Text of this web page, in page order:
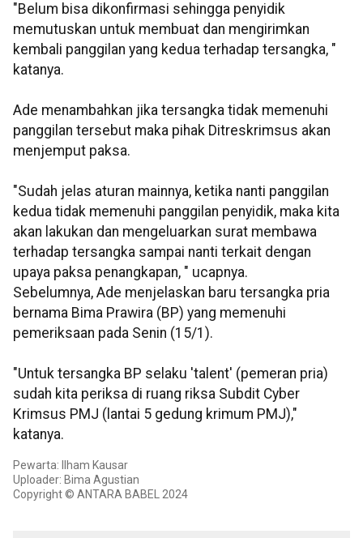
"Belum bisa dikonfirmasi sehingga penyidik
memutuskan untuk membuat dan mengirimkan
kembali panggilan yang kedua terhadap tersangka, "
katanya.
Ade menambahkan jika tersangka tidak memenuhi
panggilan tersebut maka pihak Ditreskrimsus akan
menjemput paksa.
"Sudah jelas aturan mainnya, ketika nanti panggilan
kedua tidak memenuhi panggilan penyidik, maka kita
akan lakukan dan mengeluarkan surat membawa
terhadap tersangka sampai nanti terkait dengan
upaya paksa penangkapan, " ucapnya.
Sebelumnya, Ade menjelaskan baru tersangka pria
bernama Bima Prawira (BP) yang memenuhi
pemeriksaan pada Senin (15/1).
"Untuk tersangka BP selaku 'talent' (pemeran pria)
sudah kita periksa di ruang riksa Subdit Cyber
Krimsus PMJ (lantai 5 gedung krimum PMJ),"
katanya.
Pewarta: Ilham Kausar
Uploader: Bima Agustian
Copyright © ANTARA BABEL 2024